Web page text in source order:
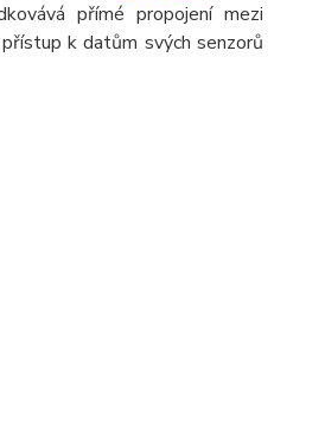
přímé propojení mezi
k datům svých senzorů